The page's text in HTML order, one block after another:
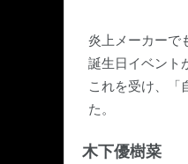
炎上メーカーで
誕生日イベント
これを受け、「
た。
木下優樹菜